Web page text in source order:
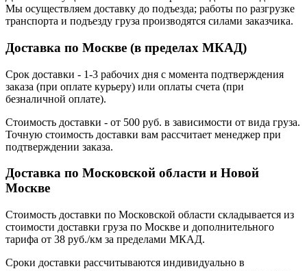
Мы осуществляем доставку до подъезда; работы по разгрузке
транспорта и подъезду груза производятся силами заказчика.
Доставка по Москве (в пределах МКАД)
Срок доставки - 1-3 рабочих дня с момента подтверждения
заказа (при оплате курьеру) или оплаты счета (при
безналичной оплате).
Стоимость доставки - от 500 руб. в зависимости от вида груза.
Точную стоимость доставки вам рассчитает менеджер при
подтверждении заказа.
Доставка по Московской области и Новой
Москве
Стоимость доставки по Московской области складывается из
стоимости доставки груза по Москве и дополнительного
тарифа от 38 руб./км за пределами МКАД.
Сроки доставки рассчитываются индивидуально в